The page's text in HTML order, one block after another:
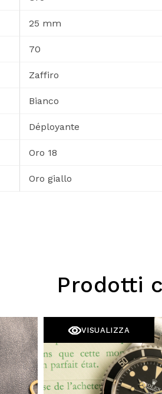
25 mm
70
Zaffiro
Bianco
Déployante
Oro 18
Oro giallo
Prodotti
VISUALIZZA